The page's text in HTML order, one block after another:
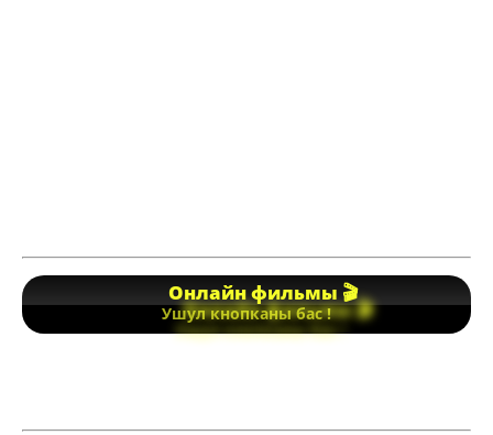
Онлайн фильмы 🎬
Ушул кнопканы бас !